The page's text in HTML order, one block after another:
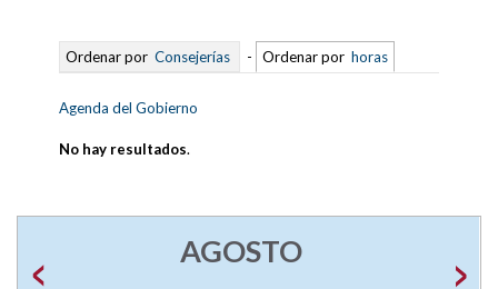
Ordenar por Consejerías - Ordenar por horas
Agenda del Gobierno
No hay resultados.
AGOSTO